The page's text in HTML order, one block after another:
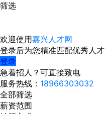
筛选
欢迎使用嘉兴人才网
登录后为您精准匹配优秀人才
登录
急着招人？可直接致电
服务热线： 18966303032
全部筛选
薪资范围